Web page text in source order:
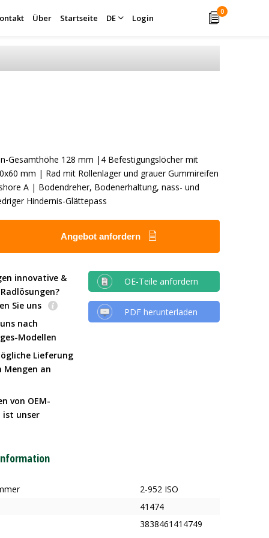
Über Startseite DE Login
0
Gesamthöhe 128 mm |4 Befestigungslöcher mit
mm | Rad mit Rollenlager und grauer Gummireifen
A | Bodendreher, Bodenerhaltung, nass- und
Hindernis-Glättepass
Angebot anfordern
innovative &
Sie uns
nach
Modellen
Lieferung
Mengen an
von OEM-
ist unser
OE-Teile anfordern
PDF herunterladen
2-952 ISO
41474
3838461414749